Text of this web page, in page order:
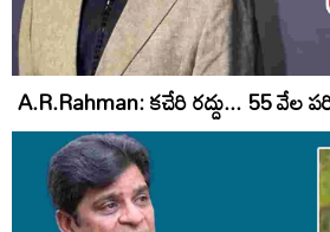
A.R.Rahman: కచేరి